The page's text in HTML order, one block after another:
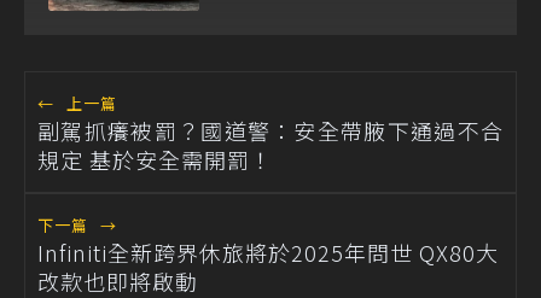
← 上一篇
副駕抓癢被罰？國道警：安全帶腋下通過不合
規定 基於安全需開罰！
下一篇 →
Infiniti全新跨界休旅將於2025年問世 QX80大
改款也即將啟動